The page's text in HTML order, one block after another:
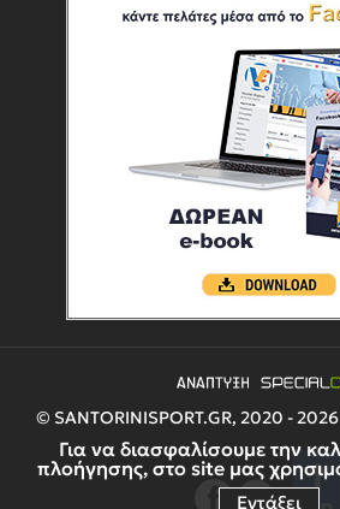
Για να διασφαλίσουμε την
πλοήγησης, στο site μας
Εντάξει
© SANTORINISPORT.GR, 2020 -